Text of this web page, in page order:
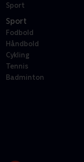
Sport
Sport
Fodbold
Håndbold
Cykling
Tennis
Badminton